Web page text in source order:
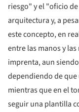
riesgo" y el "oficio
arquitectura y, a
este concepto, en
entre las manos y
imprenta, aun
dependiendo de
mientras que en el
seguir una plantilla